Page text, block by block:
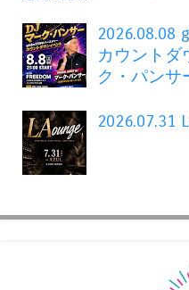
2026.08.08
カウントダ
ク・パンサ
2026.07.31